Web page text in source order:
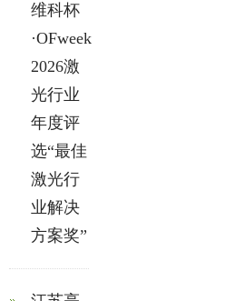
维科杯
·OFweek
2026激
光行业
年度评
选“最佳
激光行
业解决
方案奖”